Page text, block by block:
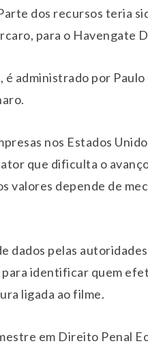
dos recursos teria
para o Havengate
é administrado por
.
nos Estados
que dificulta o
valores depende de
dados pelas
identificar quem
ligada ao filme.
em Direito Penal